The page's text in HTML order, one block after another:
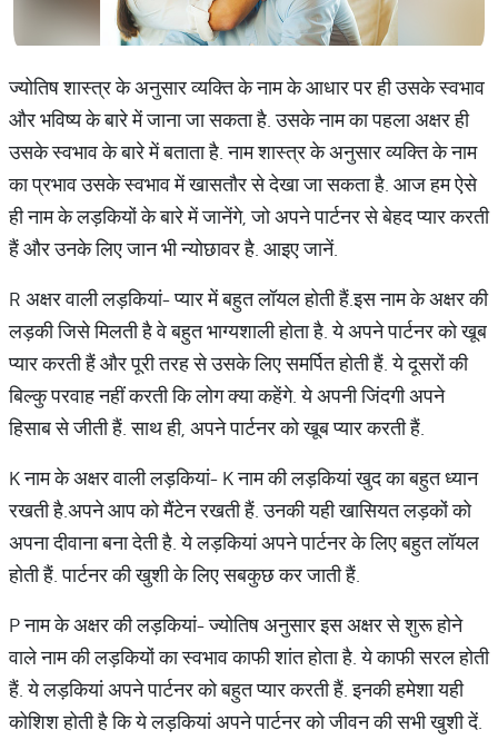
ज्योतिष शास्त्र के अनुसार व्यक्ति के नाम के आधार पर ही उसके स्वभाव
और भविष्य के बारे में जाना जा सकता है. उसके नाम का पहला अक्षर ही
उसके स्वभाव के बारे में बताता है. नाम शास्त्र के अनुसार व्यक्ति के नाम
का प्रभाव उसके स्वभाव में खासतौर से देखा जा सकता है. आज हम ऐसे
ही नाम के लड़कियों के बारे में जानेंगे, जो अपने पार्टनर से बेहद प्यार करती
हैं और उनके लिए जान भी न्योछावर है. आइए जानें.
R अक्षर वाली लड़कियां- प्यार में बहुत लॉयल होती हैं.इस नाम के अक्षर की
लड़की जिसे मिलती है वे बहुत भाग्यशाली होता है. ये अपने पार्टनर को खूब
प्यार करती हैं और पूरी तरह से उसके लिए समर्पित होती हैं. ये दूसरों की
बिल्कु परवाह नहीं करती कि लोग क्या कहेंगे. ये अपनी जिंदगी अपने
हिसाब से जीती हैं. साथ ही, अपने पार्टनर को खूब प्यार करती हैं.
K नाम के अक्षर वाली लड़कियां- K नाम की लड़कियां खुद का बहुत ध्यान
रखती है.अपने आप को मैंटेन रखती हैं. उनकी यही खासियत लड़कों को
अपना दीवाना बना देती है. ये लड़कियां अपने पार्टनर के लिए बहुत लॉयल
होती हैं. पार्टनर की खुशी के लिए सबकुछ कर जाती हैं.
P नाम के अक्षर की लड़कियां- ज्योतिष अनुसार इस अक्षर से शुरू होने
वाले नाम की लड़कियों का स्वभाव काफी शांत होता है. ये काफी सरल होती
हैं. ये लड़कियां अपने पार्टनर को बहुत प्यार करती हैं. इनकी हमेशा यही
कोशिश होती है कि ये लड़कियां अपने पार्टनर को जीवन की सभी खुशी दें.